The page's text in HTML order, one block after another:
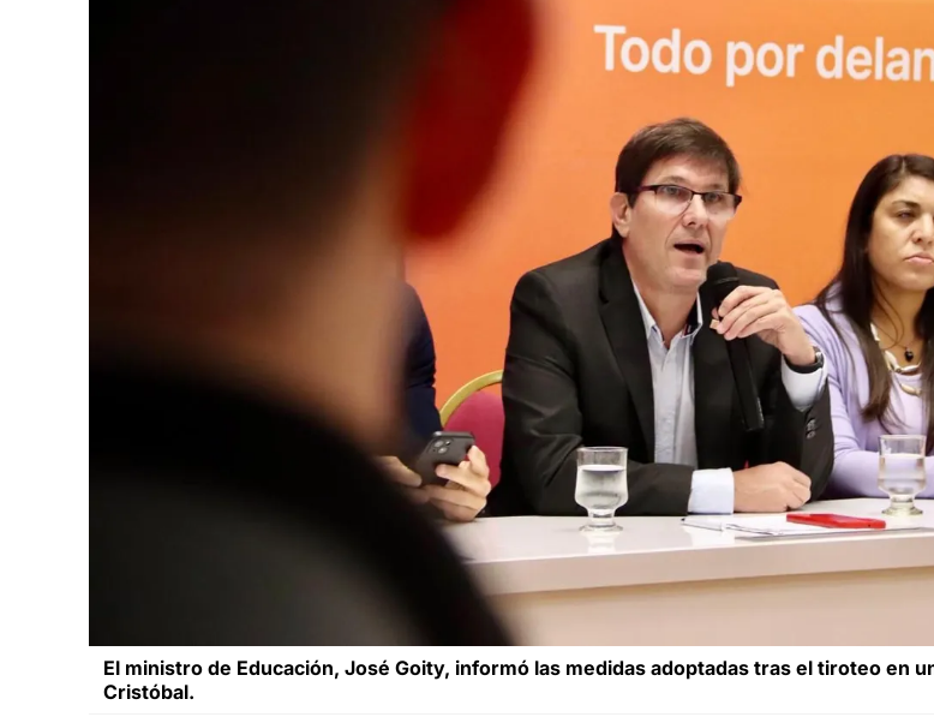
El ministro de Educación, José Goity, informó las medidas adoptadas tras el tiroteo en
Cristóbal.